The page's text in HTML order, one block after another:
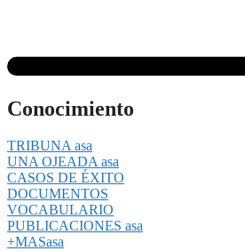
Conocimiento
TRIBUNA asa
UNA OJEADA asa
CASOS DE ÉXITO
DOCUMENTOS
VOCABULARIO
PUBLICACIONES asa
+MASasa